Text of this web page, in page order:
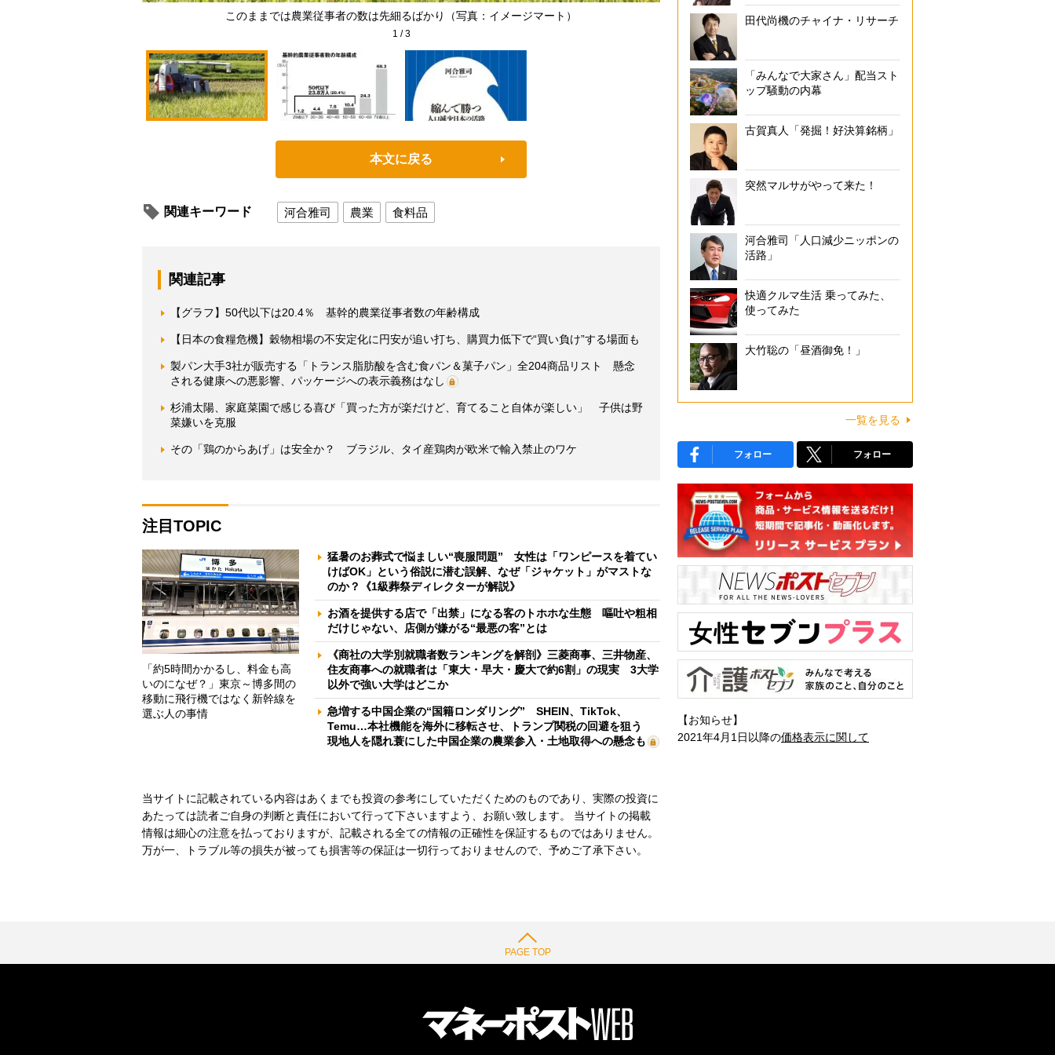
このままでは農業従事者の数は先細るばかり（写真：イメージマート） 基幹的農業従事者数の年齢構成
1 /3
本文に戻る
関連キーワード 河合雅司 農業 食料品
関連記事
【グラフ】50代以下は20.4％ 基幹的農業従事者数の年齢構成
【日本の食糧危機】穀物相場の不安定化に円安が追い打ち、購買力低下で“買い負け”する場面も
製パン大手3社が販売する「トランス脂肪酸を含む食パン＆菓子パン」全204商品リスト 懸念
される健康への悪影響、パッケージへの表示義務はなし
杉浦太陽、家庭菜園で感じる喜び「買った方が楽だけど、育てること自体が楽しい」 子供は野
菜嫌いを克服
その「鶏のからあげ」は安全か？ ブラジル、タイ産鶏肉が欧米で輸入禁止のワケ
注目TOPIC
「約5時間かかるし、料金も高
いのになぜ？」東京～博多間の
移動に飛行機ではなく新幹線を
選ぶ人の事情
猛暑のお葬式で悩ましい“喪服問題” 女性は「ワンピースを着てい
けばOK」という俗説に潜む誤解、なぜ「ジャケット」がマストな
のか？《1級葬祭ディレクターが解説》
お酒を提供する店で「出禁」になる客のトホホな生態 嘔吐や粗相
だけじゃない、店側が嫌がる“最悪の客”とは
《商社の大学別就職者数ランキングを解剖》三菱商事、三井物産、
住友商事への就職者は「東大・早大・慶大で約6割」の現実 3大学
以外で強い大学はどこか
急増する中国企業の“国籍ロンダリング” SHEIN、TikTok、
Temu…本社機能を海外に移転させ、トランプ関税の回避を狙う
現地人を隠れ蓑にした中国企業の農業参入・土地取得への懸念も
当サイトに記載されている内容はあくまでも投資の参考にしていただくためのものであり、実際の投資に
あたっては読者ご自身の判断と責任において行って下さいますよう、お願い致します。 当サイトの掲載
情報は細心の注意を払っておりますが、記載される全ての情報の正確性を保証するものではありません。
万が一、トラブル等の損失が被っても損害等の保証は一切行っておりませんので、予めご了承下さい。
田代尚機のチャイナ・リサーチ
「みんなで大家さん」配当スト
ップ騒動の内幕
古賀真人「発掘！好決算銘柄」
突然マルサがやって来た！
河合雅司「人口減少ニッポンの
活路」
快適クルマ生活 乗ってみた、
使ってみた
大竹聡の「昼酒御免！」
一覧を見る
フォロー フォロー
【お知らせ】
2021年4月1日以降の価格表示に関して
PAGE TOP